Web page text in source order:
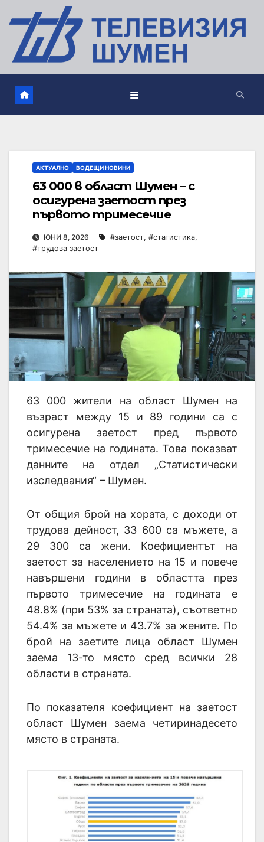
АКТУАЛНО ВОДЕЩИ НОВИНИ
63 000 в област Шумен – с
осигурена заетост през
първото тримесечие
ЮНИ 8, 2026 #заетост, #статистика,
#трудова заетост
63 000 жители на област Шумен на
възраст между 15 и 89 години са с
осигурена заетост пред първото
тримесечие на годината. Това показват
данните на отдел „Статистически
изследвания“ – Шумен.
От общия брой на хората, с доходи от
трудова дейност, 33 600 са мъжете, а
29 300 са жени. Коефициентът на
заетост за населението на 15 и повече
навършени години в областта през
първото тримесечие на годината е
48.8% (при 53% за страната), съответно
54.4% за мъжете и 43.7% за жените. По
брой на заетите лица област Шумен
заема 13-то място сред всички 28
области в страната.
По показателя коефициент на заетост
област Шумен заема четиринадесето
място в страната.